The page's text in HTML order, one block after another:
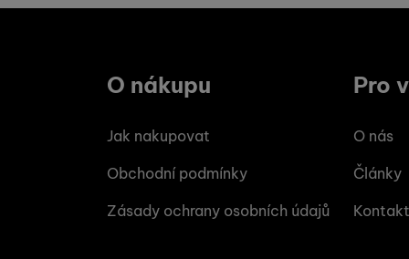
O nákupu
Jak nakupovat
Obchodní podmínky
Zásady ochrany osobních údajů
Pro
O nás
Články